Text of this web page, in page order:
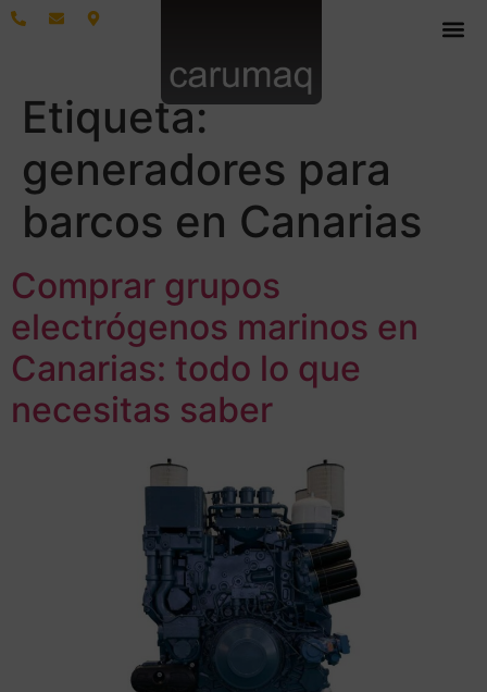
Etiqueta:
generadores para
barcos en Canarias
Comprar grupos
electrógenos marinos en
Canarias: todo lo que
necesitas saber